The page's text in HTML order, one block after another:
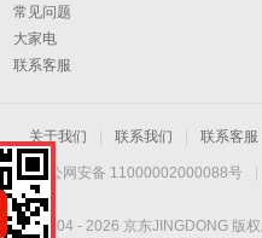
常见问题
大家电
联系客服
关于我们 联系我们 联系客服
京公网安备 11000002000088号
© 2004 - 2026 京东JINGDONG 版